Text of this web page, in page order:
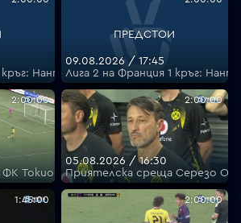
кръг: Нант - Ред Стар - 1 кръг: Нант -
ПРЕДСТОИ
09.08.2026 / 17:45
Лига 2 на Франция 1 кръг:
2:00:00
ФК Токио - Борусия Дортмунд - ФК
2:00:00
05.08.2026 / 16:30
Приятелска среща Серезо
1:45:00 2:00:00